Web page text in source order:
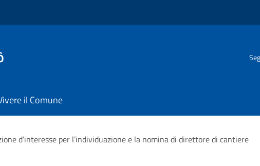
il Comune
d’interesse per l’individuazione e la nomina di direttore di cantiere